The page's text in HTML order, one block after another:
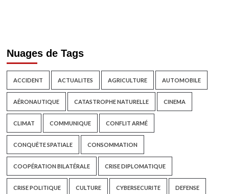
Nuages de Tags
ACCIDENT ACTUALITES AGRICULTURE AUTOMOBILE
AÉRONAUTIQUE CATASTROPHE NATURELLE CINEMA
CLIMAT COMMUNIQUE CONFLIT ARMÉ
CONQUÊTE SPATIALE CONSOMMATION
COOPÉRATION BILATÉRALE CRISE DIPLOMATIQUE
CRISE POLITIQUE CULTURE CYBERSECURITE DEFENSE